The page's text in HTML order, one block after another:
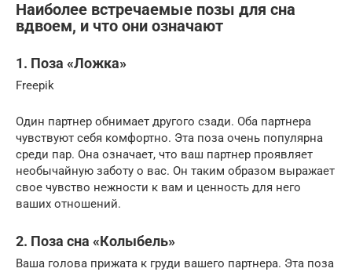
Наиболее встречаемые позы для сна
вдвоем, и что они означают
1. Поза «Ложка»
Freepik
Один партнер обнимает другого сзади. Оба партнера
чувствуют себя комфортно. Эта поза очень популярна
среди пар. Она означает, что ваш партнер проявляет
необычайную заботу о вас. Он таким образом выражает
свое чувство нежности к вам и ценность для него
ваших отношений.
2. Поза сна «Колыбель»
Ваша голова прижата к груди вашего партнера. Эта поза